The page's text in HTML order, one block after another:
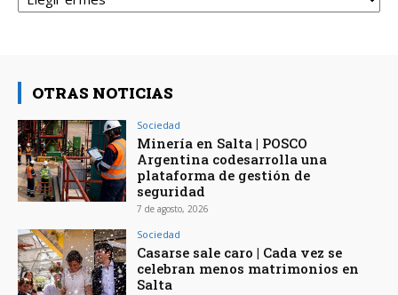
OTRAS NOTICIAS
Sociedad
Minería en Salta | POSCO
Argentina codesarrolla una
plataforma de gestión de
seguridad
7 de agosto, 2026
Sociedad
Casarse sale caro | Cada vez se
celebran menos matrimonios en
Salta